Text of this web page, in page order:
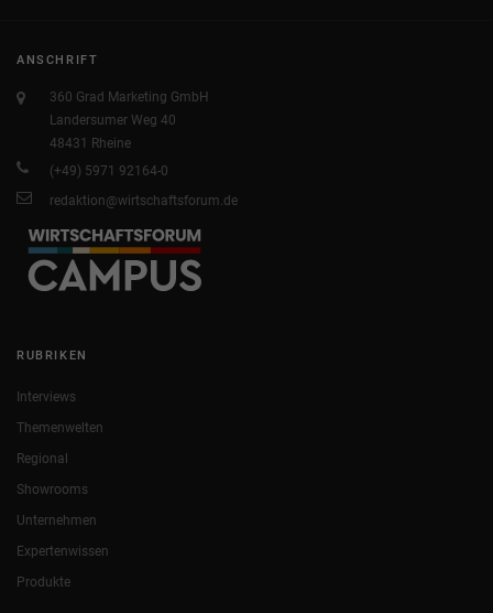
ANSCHRIFT
360 Grad Marketing GmbH
Landersumer Weg 40
48431 Rheine
(+49) 5971 92164-0
redaktion@wirtschaftsforum.de
RUBRIKEN
Interviews
Themenwelten
Regional
Showrooms
Unternehmen
Expertenwissen
Produkte